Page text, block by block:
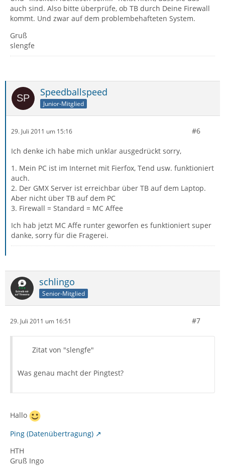
auch sind. Also bitte überprüfe, ob TB durch Deine Firewall
kommt. Und zwar auf dem problembehafteten System.
Gruß
slengfe
Speedballspeed
Junior-Mitglied
29. Juli 2011 um 15:16 #6
Ich denke ich habe mich unklar ausgedrückt sorry,
1. Mein PC ist im Internet mit Fierfox, Tend usw. funktioniert
auch.
2. Der GMX Server ist erreichbar über TB auf dem Laptop.
Aber nicht über TB auf dem PC
3. Firewall = Standard = MC Affee
Ich hab jetzt MC Affe runter geworfen es funktioniert super
danke, sorry für die Fragerei.
schlingo
Senior-Mitglied
29. Juli 2011 um 16:51 #7
Zitat von "slengfe"
Was genau macht der Pingtest?
Hallo
Ping (Datenübertragung)
HTH
Gruß Ingo